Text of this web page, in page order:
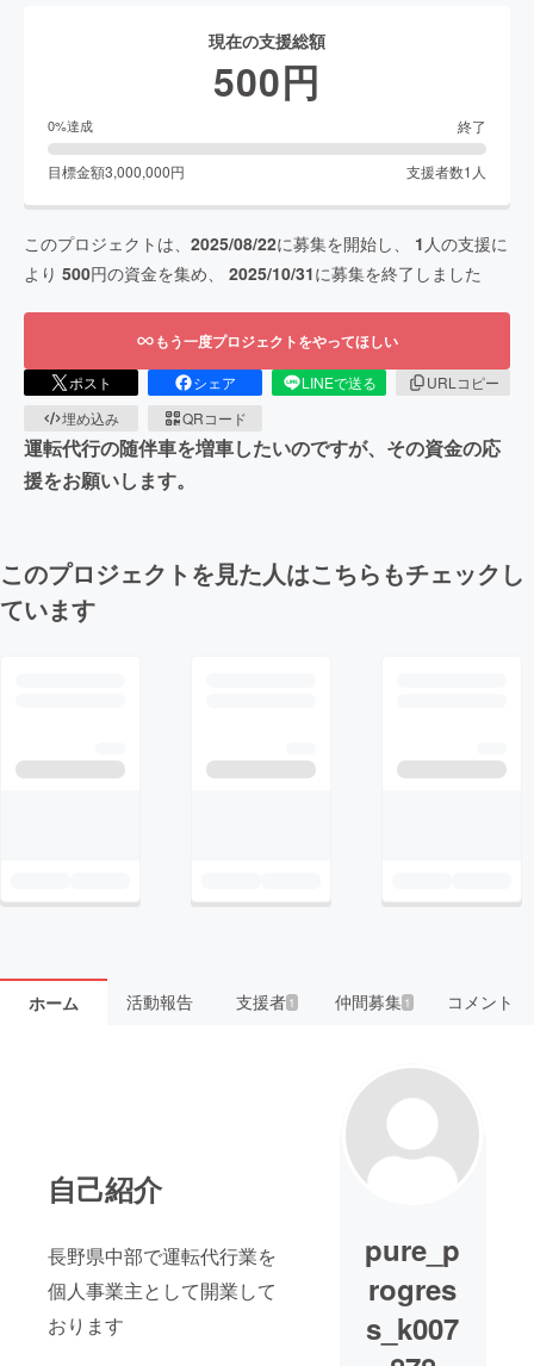
現在の支援総額
500円
0%達成 終了
目標金額3,000,000円 支援者数1 人
このプロジェクトは、 2025/08/22に募集を開始し、 1 人の支援に
より 500円の資金を集め、 2025/10/31に募集を終了しました
もう一度プロジェクトをやってほしい
ポスト シェア LINEで送る
URLコピー
埋め込み
QRコード
運転代行の随伴車を増車したいのですが、その資金の応
援をお願いします。
このプロジェクトを見た人はこちらもチェックし
ています
ホーム 活動報告 支援者 1 仲間募集 1 コメント
自己紹介
長野県中部で運転代行業を
個人事業主として開業して
おります
pure_p
rogres
s_k007